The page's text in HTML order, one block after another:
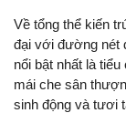
Về tổng thể kiến
đại với đường nét
nổi bật nhất là
mái che sân
sinh động và tươi